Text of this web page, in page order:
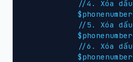
//4. Xóa
//5. Xóa
//6. Xóa